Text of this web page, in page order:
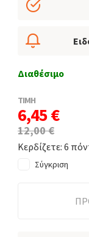
ΤΙΜΗ
6,45 €
12,00 €
Κερδίζετε: 6
Διαθέσιμο
Σύγκριση